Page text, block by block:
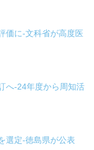
価に-文科省が高度医
へ-24年度から周知活
選定-徳島県が公表